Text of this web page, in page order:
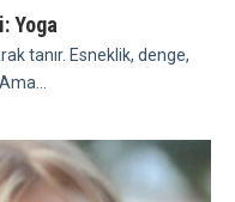
Yoga
tanır. Esneklik, denge,